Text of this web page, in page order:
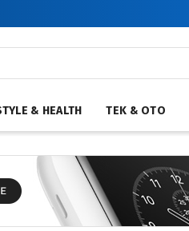
& HEALTH TEK & OTO